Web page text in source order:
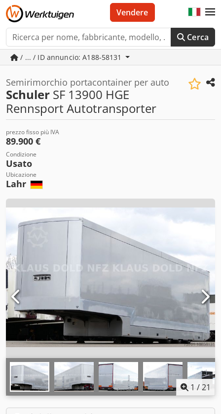
Cerca
Vendere
/ ... / ID annuncio: A188-58131
Semirimorchio portacontainer per auto
Schuler SF 13900 HGE
Rennsport Autotransporter
prezzo fisso più IVA
89.900 €
Condizione
Usato
Ubicazione
Lahr
1 /21